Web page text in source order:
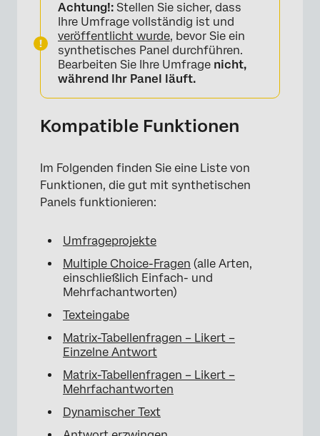
Achtung!: Stellen Sie sicher, dass
Ihre Umfrage vollständig ist und
veröffentlicht wurde, bevor Sie ein
synthetisches Panel durchführen.
Bearbeiten Sie Ihre Umfrage nicht,
während Ihr Panel läuft.
Kompatible Funktionen
Im Folgenden finden Sie eine Liste von
Funktionen, die gut mit synthetischen
Panels funktionieren:
Umfrageprojekte
Multiple Choice-Fragen (alle Arten,
einschließlich Einfach- und
Mehrfachantworten)
Texteingabe
Matrix-Tabellenfragen – Likert –
Einzelne Antwort
Matrix-Tabellenfragen – Likert –
Mehrfachantworten
Dynamischer Text